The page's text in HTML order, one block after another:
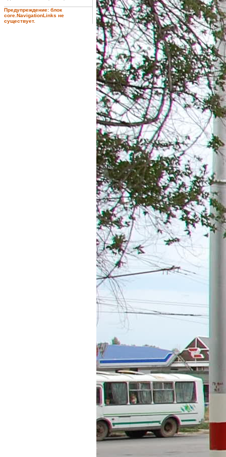
Предупреждение: блок
core.NavigationLinks не
существует.